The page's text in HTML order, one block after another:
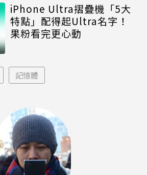
iPhone Ultra摺疊機「5大
特點」配得起Ultra名字！
果粉看完更心動
記憶體